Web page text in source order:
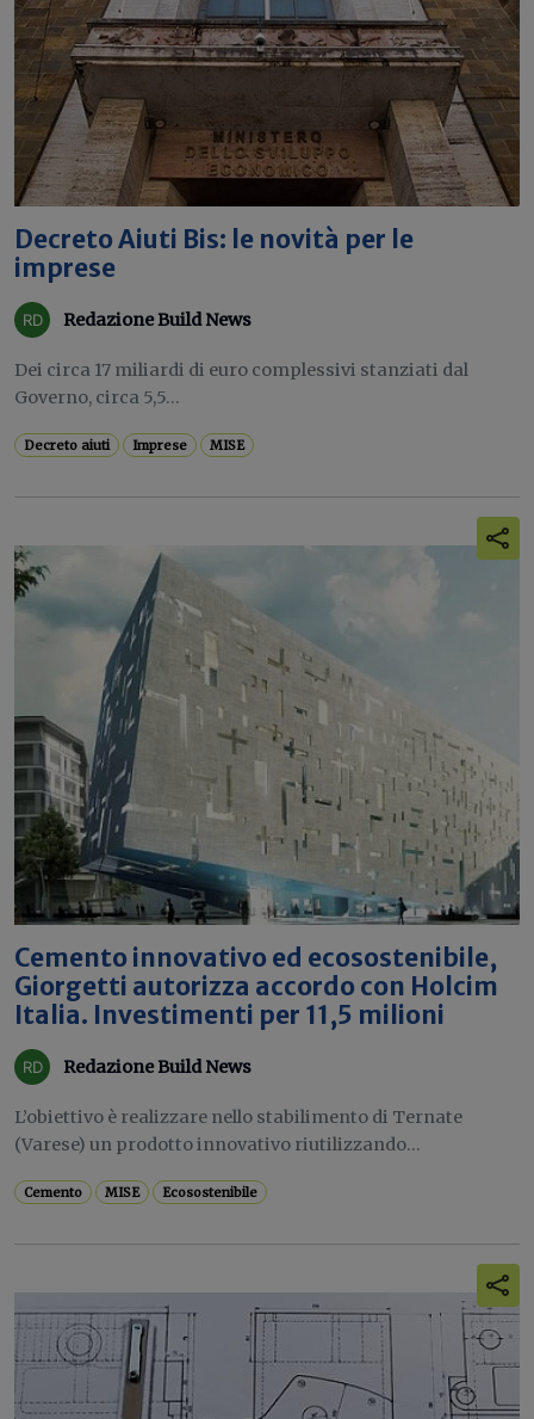
Decreto Aiuti Bis: le novità per le
imprese
Redazione Build News
Dei circa 17 miliardi di euro complessivi stanziati dal
Governo, circa 5,5...
Decreto aiuti Imprese MISE
Cemento innovativo ed ecosostenibile,
Giorgetti autorizza accordo con Holcim
Italia. Investimenti per 11,5 milioni
Redazione Build News
L’obiettivo è realizzare nello stabilimento di Ternate
(Varese) un prodotto innovativo riutilizzando...
Cemento MISE Ecosostenibile